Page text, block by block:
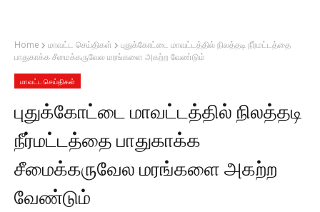
Home மாவட்ட செய்திகள்
புதுக்கோட்டை மாவட்டத்தில் நிலத்தடி நீர்மட்டத்தை
பாதுகாக்க சீமைக்கருவேல மரங்களை அகற்ற வேண்டும்
மாவட்ட செய்திகள்
புதுக்கோட்டை மாவட்டத்தில் நிலத்தடி
நீர்மட்டத்தை பாதுகாக்க
சீமைக்கருவேல மரங்களை அகற்ற
வேண்டும்